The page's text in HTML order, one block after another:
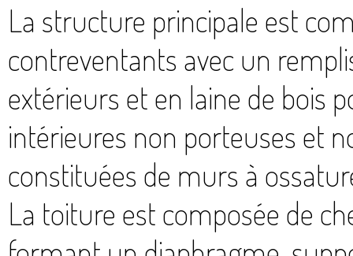
La structure principale est
contreventants avec un
extérieurs et en laine de bois
intérieures non porteuses et
constituées de murs à
La toiture est composée de